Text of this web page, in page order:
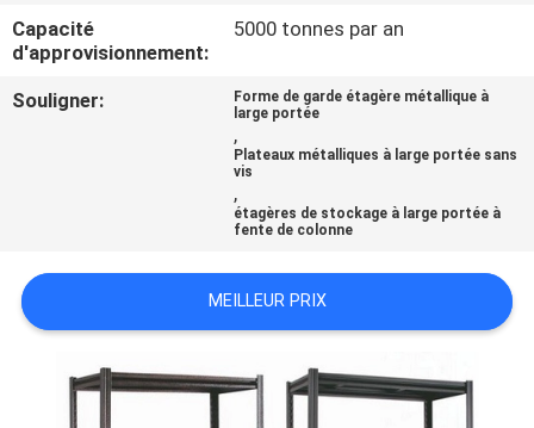
DEMANDEZ
UNE
SITE
PRIVACY
POLICY
Capacité
d'approvisionnement:
5000 tonnes par an
Souligner:
Forme de garde étagère métallique à
large portée
,
Plateaux métalliques à large portée sans
vis
,
étagères de stockage à large portée à
fente de colonne
MEILLEUR PRIX